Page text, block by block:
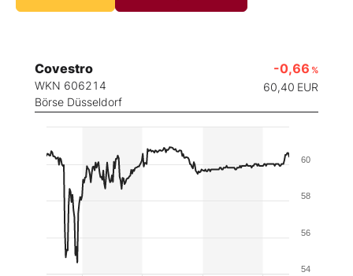
Covestro
WKN 606214
Börse Düsseldorf
-0,66 %
60,40 EUR
54
56
58
60